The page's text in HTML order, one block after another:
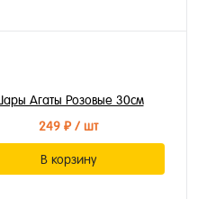
Агаты Розовые 30см
249 ₽/ шт
В корзину